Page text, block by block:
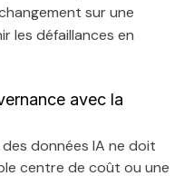
sur une
les défaillances en
avec la
données IA ne doit
centre de coût ou une